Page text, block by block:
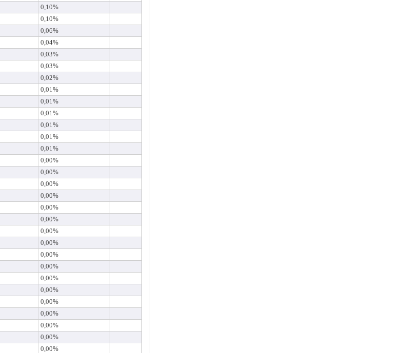
0,10%
0,10%
0,06%
0,04%
0,03%
0,03%
0,02%
0,01%
0,01%
0,01%
0,01%
0,01%
0,01%
0,00%
0,00%
0,00%
0,00%
0,00%
0,00%
0,00%
0,00%
0,00%
0,00%
0,00%
0,00%
0,00%
0,00%
0,00%
0,00%
0,00%